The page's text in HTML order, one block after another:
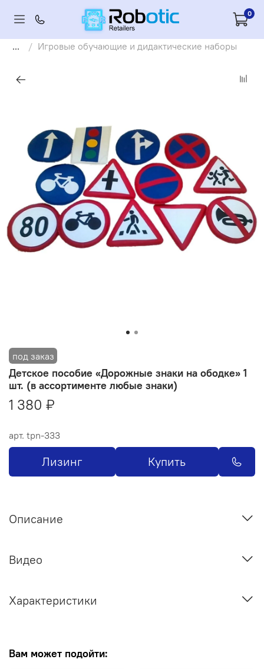
0
... Игровые обучающие и дидактические наборы
арт. tpn-333
Детское пособие «Дорожные знаки на ободке» 1
шт. (в ассортименте любые знаки)
1 380 ₽
Лизинг Купить
Описание
Видео
Характеристики
Вам может подойти: